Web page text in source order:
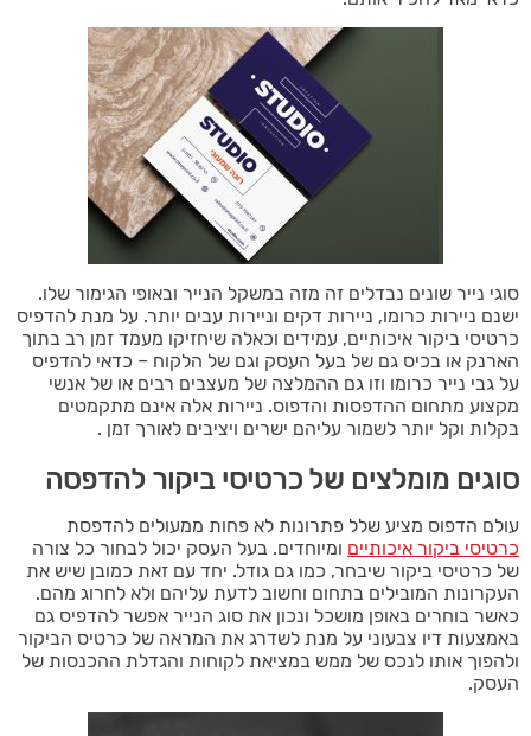
סוגי נייר שונים נבדלים זה מזה במשקל הנייר ובאופי הגימור שלו.
ישנם ניירות כרומו, ניירות דקים וניירות עבים יותר. על מנת להדפיס
כרטיסי ביקור איכותיים, עמידים וכאלה שיחזיקו מעמד זמן רב בתוך
הארנק או בכיס גם של בעל העסק וגם של הלקוח – כדאי להדפיס
על גבי נייר כרומו וזו גם ההמלצה של מעצבים רבים או של אנשי
מקצוע מתחום ההדפסות והדפוס. ניירות אלה אינם מתקמטים
בקלות וקל יותר לשמור עליהם ישרים ויציבים לאורך זמן .
סוגים מומלצים של כרטיסי ביקור להדפסה
עולם הדפוס מציע שלל פתרונות לא פחות ממעולים להדפסת
כרטיסי ביקור איכותיים ומיוחדים. בעל העסק יכול לבחור כל צורה
של כרטיסי ביקור שיבחר, כמו גם גודל. יחד עם זאת כמובן שיש את
העקרונות המובילים בתחום וחשוב לדעת עליהם ולא לחרוג מהם.
כאשר בוחרים באופן מושכל ונכון את סוג הנייר אפשר להדפיס גם
באמצעות דיו צבעוני על מנת לשדרג את המראה של כרטיס הביקור
ולהפוך אותו לנכס של ממש במציאת לקוחות והגדלת ההכנסות של
העסק.